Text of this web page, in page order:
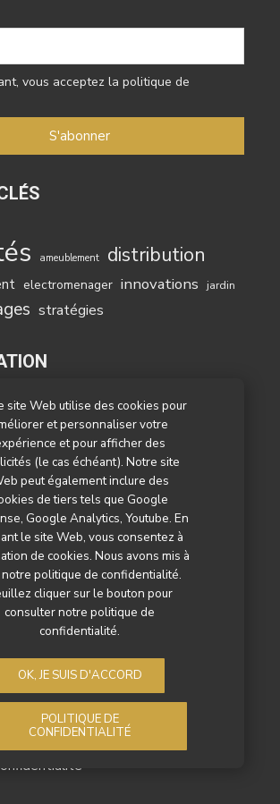
site Web utilise des cookies pour
et personnaliser votre
et pour afficher des
(le cas échéant). Notre site
peut également inclure des
de tiers tels que Google
Google Analytics, Youtube. En
le site Web, vous consentez à
de cookies. Nous avons mis à
politique de confidentialité.
cliquer sur le bouton pour
consulter notre politique de
confidentialité.
OK, JE SUIS D'ACCORD
POLITIQUE DE
CONFIDENTIALITÉ
vous acceptez la politique de
ameublement distribution
electromenager innovations jardin
stratégies
?